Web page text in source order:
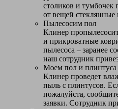
столиков и
от вещей стеклянные
Пылесосим пол
Клинер
и прикроватные
пылесоса – заранее
наш сотрудник
Моем пол и плинтуса
Клинер проведет
пыль с плинтусов.
пожалуйста,
заявки. Сотрудник